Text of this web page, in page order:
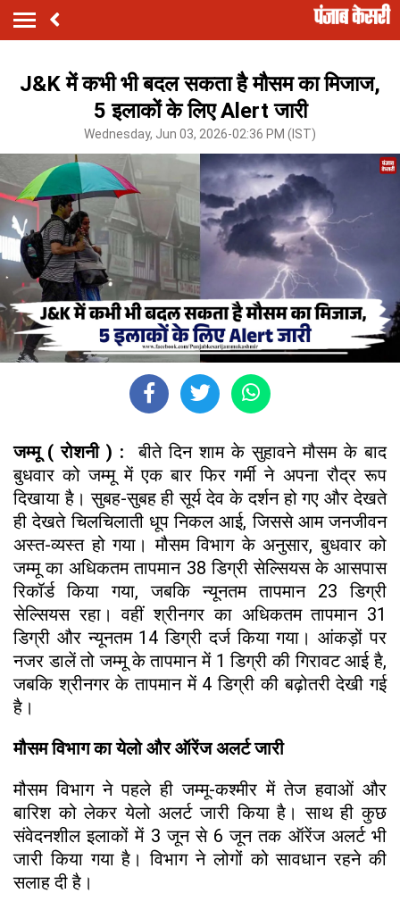
J&K में कभी भी बदल सकता है मौसम का मिजाज,
5 इलाकों के लिए Alert जारी
Wednesday, Jun 03, 2026-02:36 PM (IST)
जम्मू ( रोशनी ) :बीते दिन शाम के सुहावने मौसम के बाद
बुधवार को जम्मू में एक बार फिर गर्मी ने अपना रौद्र रूप
दिखाया है। सुबह-सुबह ही सूर्य देव के दर्शन हो गए और देखते
ही देखते चिलचिलाती धूप निकल आई, जिससे आम जनजीवन
अस्त-व्यस्त हो गया। मौसम विभाग के अनुसार, बुधवार को
जम्मू का अधिकतम तापमान 38 डिग्री सेल्सियस के आसपास
रिकॉर्ड किया गया, जबकि न्यूनतम तापमान 23 डिग्री
सेल्सियस रहा। वहीं श्रीनगर का अधिकतम तापमान 31
डिग्री और न्यूनतम 14 डिग्री दर्ज किया गया। आंकड़ों पर
नजर डालें तो जम्मू के तापमान में 1 डिग्री की गिरावट आई है,
जबकि श्रीनगर के तापमान में 4 डिग्री की बढ़ोतरी देखी गई
है।
मौसम विभाग का येलो और ऑरेंज अलर्ट जारी
मौसम विभाग ने पहले ही जम्मू-कश्मीर में तेज हवाओं और
बारिश को लेकर येलो अलर्ट जारी किया है। साथ ही कुछ
संवेदनशील इलाकों में 3 जून से 6 जून तक ऑरेंज अलर्ट भी
जारी किया गया है। विभाग ने लोगों को सावधान रहने की
सलाह दी है।